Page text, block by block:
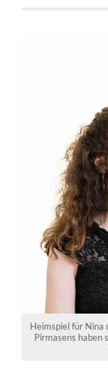
Heimspiel für Nina
Pirmasens haben